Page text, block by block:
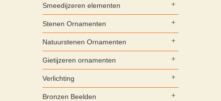
Smeedijzeren elementen
Stenen Ornamenten
Natuurstenen Ornamenten
Gietijzeren ornamenten
Verlichting
Bronzen Beelden